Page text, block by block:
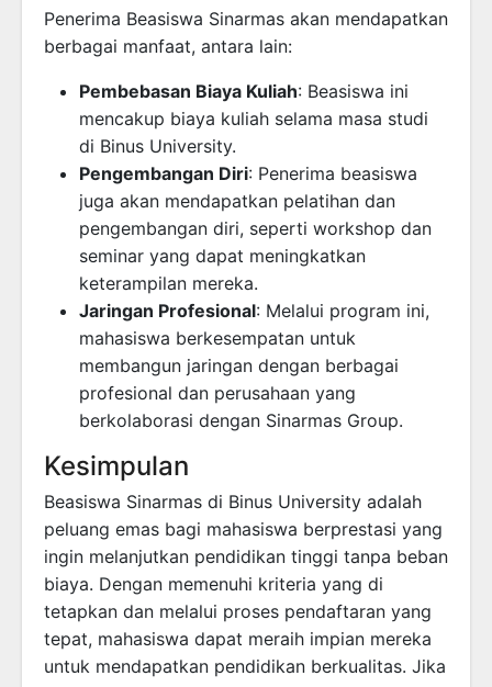
Penerima Beasiswa Sinarmas akan mendapatkan
berbagai manfaat, antara lain:
Pembebasan Biaya Kuliah: Beasiswa ini
mencakup biaya kuliah selama masa studi
di Binus University.
Pengembangan Diri: Penerima beasiswa
juga akan mendapatkan pelatihan dan
pengembangan diri, seperti workshop dan
seminar yang dapat meningkatkan
keterampilan mereka.
Jaringan Profesional: Melalui program ini,
mahasiswa berkesempatan untuk
membangun jaringan dengan berbagai
profesional dan perusahaan yang
berkolaborasi dengan Sinarmas Group.
Kesimpulan
Beasiswa Sinarmas di Binus University adalah
peluang emas bagi mahasiswa berprestasi yang
ingin melanjutkan pendidikan tinggi tanpa beban
biaya. Dengan memenuhi kriteria yang di
tetapkan dan melalui proses pendaftaran yang
tepat, mahasiswa dapat meraih impian mereka
untuk mendapatkan pendidikan berkualitas. Jika